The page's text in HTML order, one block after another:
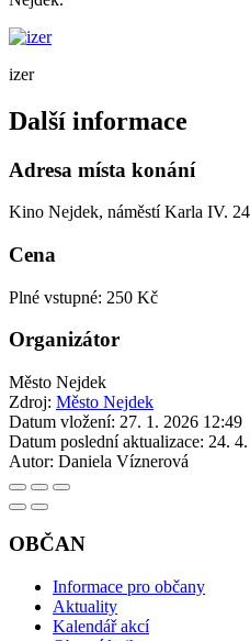
izer
Další informace
Adresa místa konání
Kino Nejdek, náměstí Karla IV.
Cena
Plné vstupné: 250 Kč
Organizátor
Město Nejdek
Zdroj: Město Nejdek
Datum vložení: 27. 1. 2026 12:49
Datum poslední aktualizace: 24.
Autor: Daniela Víznerová
OBČAN
Informace pro občany
Aktuality
Kalendář akcí